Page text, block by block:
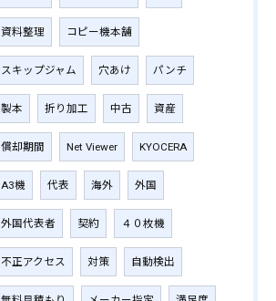
資料整理 コピー機本舗
スキップジャム 穴あけ パンチ
製本 折り加工 中古 資産
償却期間 Net Viewer KYOCERA
A3機 代表 海外 外国
外国代表者 契約 ４０枚機
不正アクセス 対策 自動検出